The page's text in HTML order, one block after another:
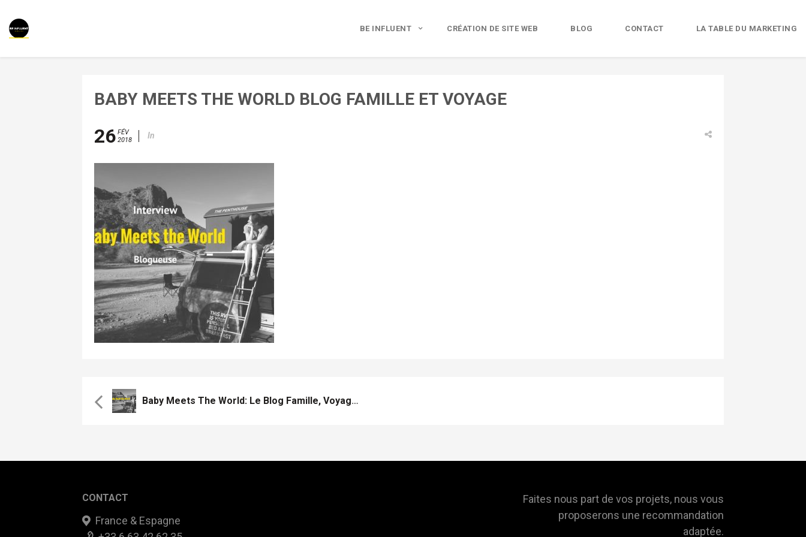
BE INFLUENT CRÉATION DE SITE WEB BLOG CONTACT LA TABLE DU MARKETING
BABY MEETS THE WORLD BLOG FAMILLE ET VOYAGE
26 FÉV
2018
In
Baby Meets The World: Le Blog Famille, Voyages Et Bons Plans
CONTACT
France & Espagne
Faites nous part de vos projets, nous vous
proposerons une recommandation
adaptée.